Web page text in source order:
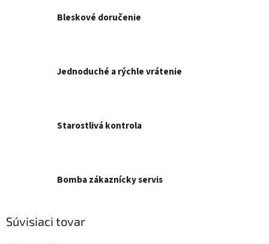
Bleskové doručenie
Jednoduché a rýchle vrátenie
Starostlivá kontrola
Bomba zákaznícky servis
Súvisiaci tovar